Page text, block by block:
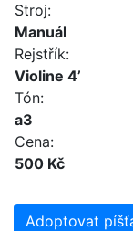
Stroj:
Manuál
Rejstřík:
Violine 4’
Tón:
a3
Cena:
500 Kč
Adoptovat